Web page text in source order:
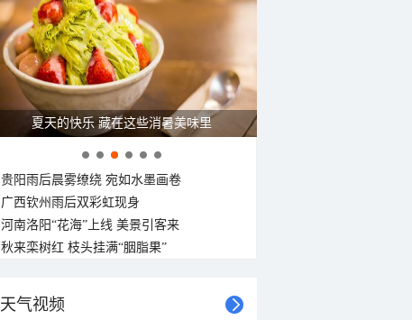
广西南宁：盛夏里的“绿野仙踪”
贵阳雨后晨雾缭绕 宛如水墨画卷
广西钦州雨后双彩虹现身
河南洛阳“花海”上线 美景引客来
秋来栾树红 枝头挂满“胭脂果”
天气视频